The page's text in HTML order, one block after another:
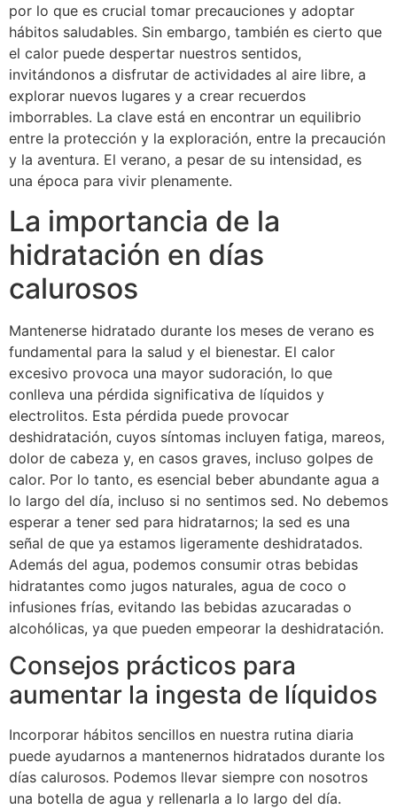
por lo que es crucial tomar precauciones y adoptar
hábitos saludables. Sin embargo, también es cierto que
el calor puede despertar nuestros sentidos,
invitándonos a disfrutar de actividades al aire libre, a
explorar nuevos lugares y a crear recuerdos
imborrables. La clave está en encontrar un equilibrio
entre la protección y la exploración, entre la precaución
y la aventura. El verano, a pesar de su intensidad, es
una época para vivir plenamente.
La importancia de la
hidratación en días
calurosos
Mantenerse hidratado durante los meses de verano es
fundamental para la salud y el bienestar. El calor
excesivo provoca una mayor sudoración, lo que
conlleva una pérdida significativa de líquidos y
electrolitos. Esta pérdida puede provocar
deshidratación, cuyos síntomas incluyen fatiga, mareos,
dolor de cabeza y, en casos graves, incluso golpes de
calor. Por lo tanto, es esencial beber abundante agua a
lo largo del día, incluso si no sentimos sed. No debemos
esperar a tener sed para hidratarnos; la sed es una
señal de que ya estamos ligeramente deshidratados.
Además del agua, podemos consumir otras bebidas
hidratantes como jugos naturales, agua de coco o
infusiones frías, evitando las bebidas azucaradas o
alcohólicas, ya que pueden empeorar la deshidratación.
Consejos prácticos para
aumentar la ingesta de líquidos
Incorporar hábitos sencillos en nuestra rutina diaria
puede ayudarnos a mantenernos hidratados durante los
días calurosos. Podemos llevar siempre con nosotros
una botella de agua y rellenarla a lo largo del día.